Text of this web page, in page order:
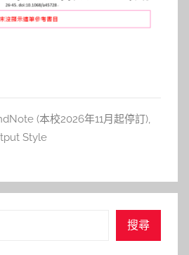
(本校2026年11月起停訂),
Style
搜尋